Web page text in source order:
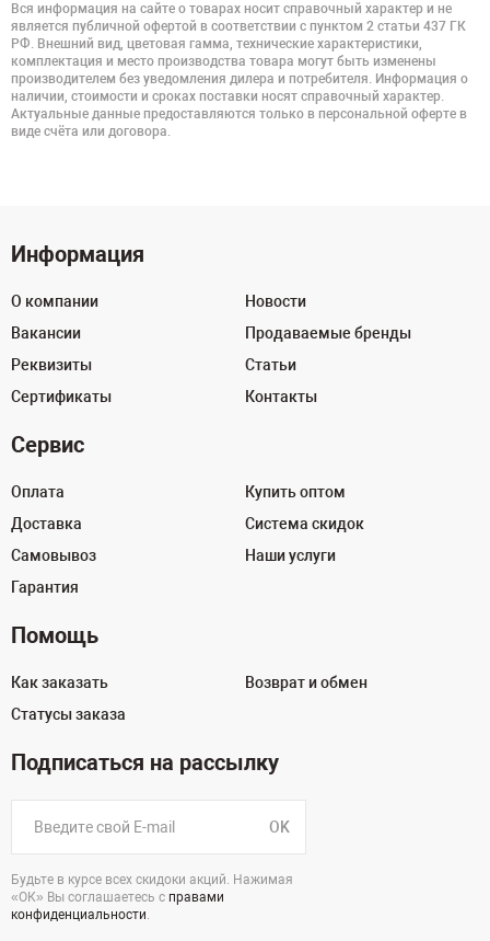
Вся информация на сайте о товарах носит справочный характер и не
является публичной офертой в соответствии с пунктом 2 статьи 437 ГК
РФ. Внешний вид, цветовая гамма, технические характеристики,
комплектация и место производства товара могут быть изменены
производителем без уведомления дилера и потребителя. Информация о
наличии, стоимости и сроках поставки носят справочный характер.
Актуальные данные предоставляются только в персональной оферте в
виде счёта или договора.
Информация
О компании
Вакансии
Реквизиты
Сертификаты
Новости
Продаваемые бренды
Статьи
Контакты
Сервис
Оплата
Доставка
Самовывоз
Гарантия
Купить оптом
Система скидок
Наши услуги
Помощь
Как заказать
Статусы заказа
Возврат и обмен
Подписаться на рассылку
OK
Будьте в курсе всех скидоки акций. Нажимая
«ОК» Вы соглашаетесь с правами
конфиденциальности.